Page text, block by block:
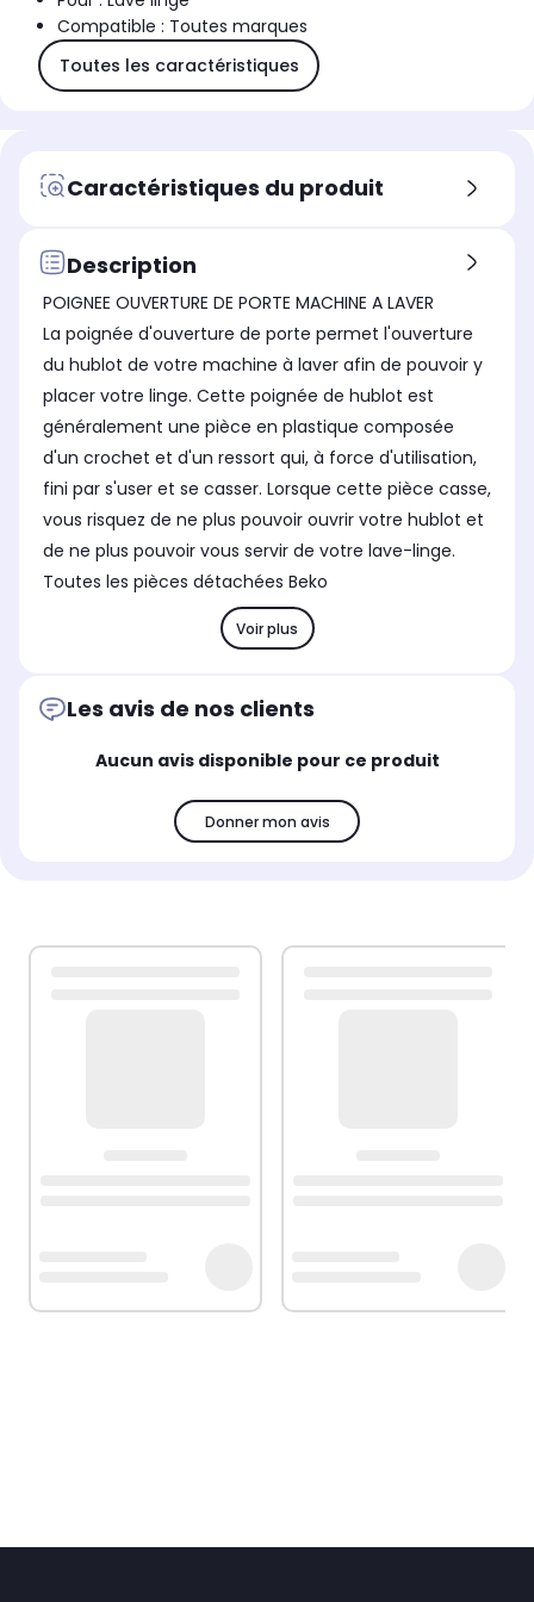
Compatible : Toutes marques
Toutes les caractéristiques
Caractéristiques du produit
Description
POIGNEE OUVERTURE DE PORTE MACHINE A LAVER
La poignée d'ouverture de porte permet l'ouverture
du hublot de votre machine à laver afin de pouvoir y
placer votre linge. Cette poignée de hublot est
généralement une pièce en plastique composée
d'un crochet et d'un ressort qui, à force d'utilisation,
fini par s'user et se casser. Lorsque cette pièce casse,
vous risquez de ne plus pouvoir ouvrir votre hublot et
de ne plus pouvoir vous servir de votre lave-linge.
Toutes les pièces détachées Beko
Voir plus
Les avis de nos clients
Aucun avis disponible pour ce produit
Donner mon avis